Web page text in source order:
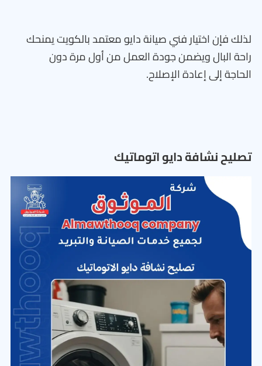
لذلك فإن اختيار فني صيانة دايو معتمد بالكويت يمنحك
راحة البال ويضمن جودة العمل من أول مرة دون
الحاجة إلى إعادة الإصلاح.
تصليح نشافة دايو اتوماتيك